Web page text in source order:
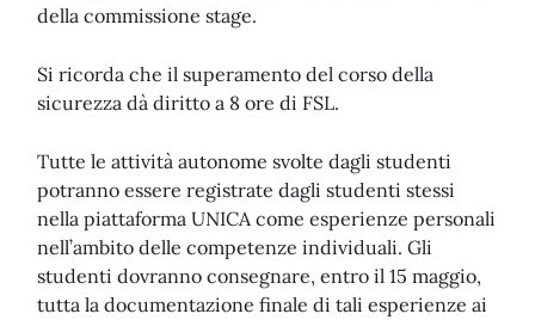
della commissione stage.
Si ricorda che il superamento del corso della
sicurezza dà diritto a 8 ore di FSL.
Tutte le attività autonome svolte dagli studenti
potranno essere registrate dagli studenti stessi
nella piattaforma UNICA come esperienze personali
nell’ambito delle competenze individuali. Gli
studenti dovranno consegnare, entro il 15 maggio,
tutta la documentazione finale di tali esperienze ai